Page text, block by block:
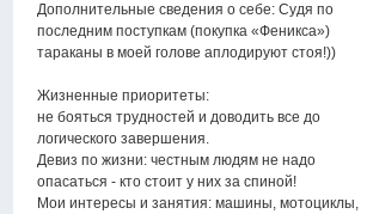
Дополнительные сведения о себе: Судя по
последним поступкам (покупка «Феникса»)
тараканы в моей голове аплодируют стоя!))
Жизненные приоритеты:
не бояться трудностей и доводить все до
логического завершения.
Девиз по жизни: честным людям не надо
опасаться - кто стоит у них за спиной!
Мои интересы и занятия: машины, мотоциклы,